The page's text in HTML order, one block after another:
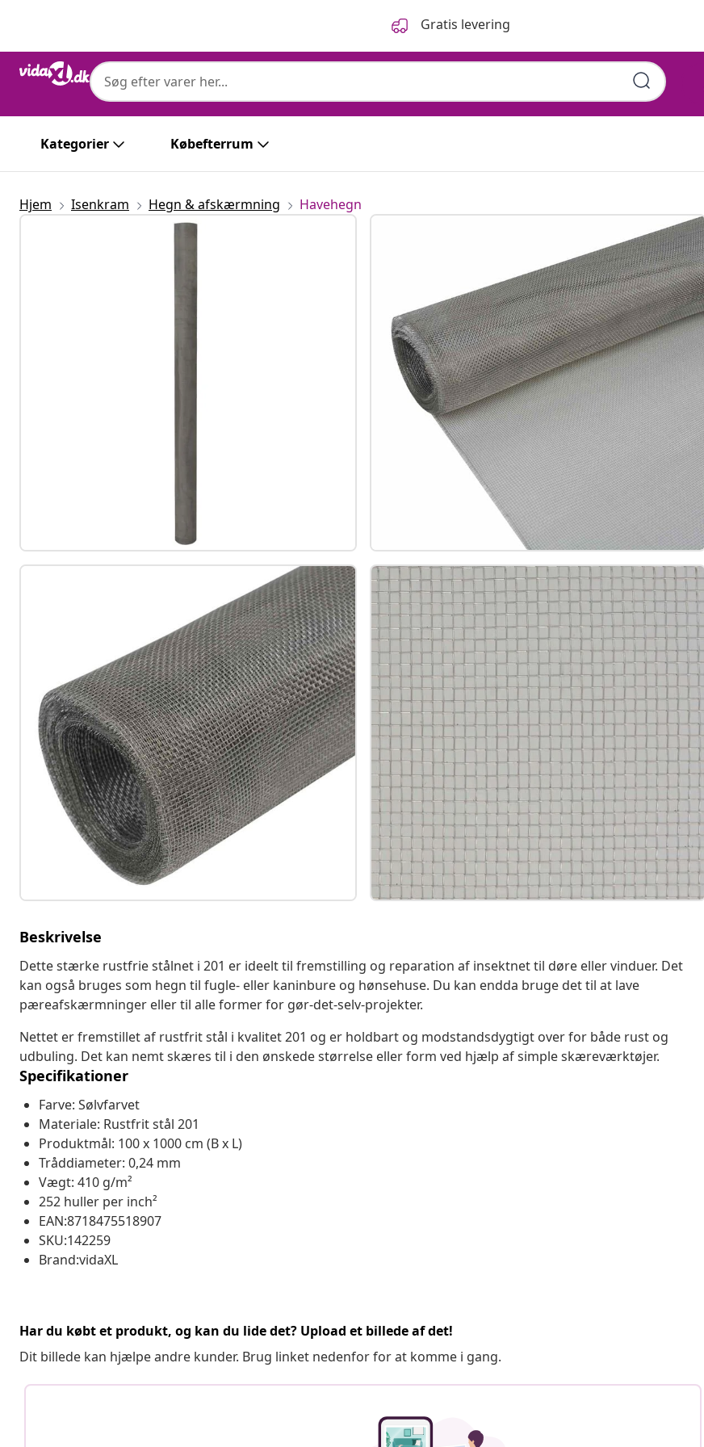
Gratis levering
Kategorier Købefterrum
Hjem Isenkram Hegn & afskærmning Havehegn
Beskrivelse
Dette stærke rustfrie stålnet i 201 er ideelt til fremstilling og reparation af insektnet til døre eller vinduer. Det
kan også bruges som hegn til fugle- eller kaninbure og hønsehuse. Du kan endda bruge det til at lave
pæreafskærmninger eller til alle former for gør-det-selv-projekter.
Nettet er fremstillet af rustfrit stål i kvalitet 201 og er holdbart og modstandsdygtigt over for både rust og
udbuling. Det kan nemt skæres til i den ønskede størrelse eller form ved hjælp af simple skæreværktøjer.
Specifikationer
Farve: Sølvfarvet
Materiale: Rustfrit stål 201
Produktmål: 100 x 1000 cm (B x L)
Tråddiameter: 0,24 mm
Vægt: 410 g/m²
252 huller per inch²
EAN:8718475518907
SKU:142259
Brand:vidaXL
Har du købt et produkt, og kan du lide det? Upload et billede af det!
Dit billede kan hjælpe andre kunder. Brug linket nedenfor for at komme i gang.